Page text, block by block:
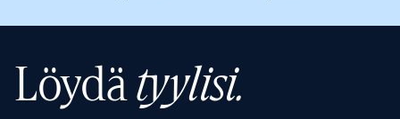
Löydä tyylisi.